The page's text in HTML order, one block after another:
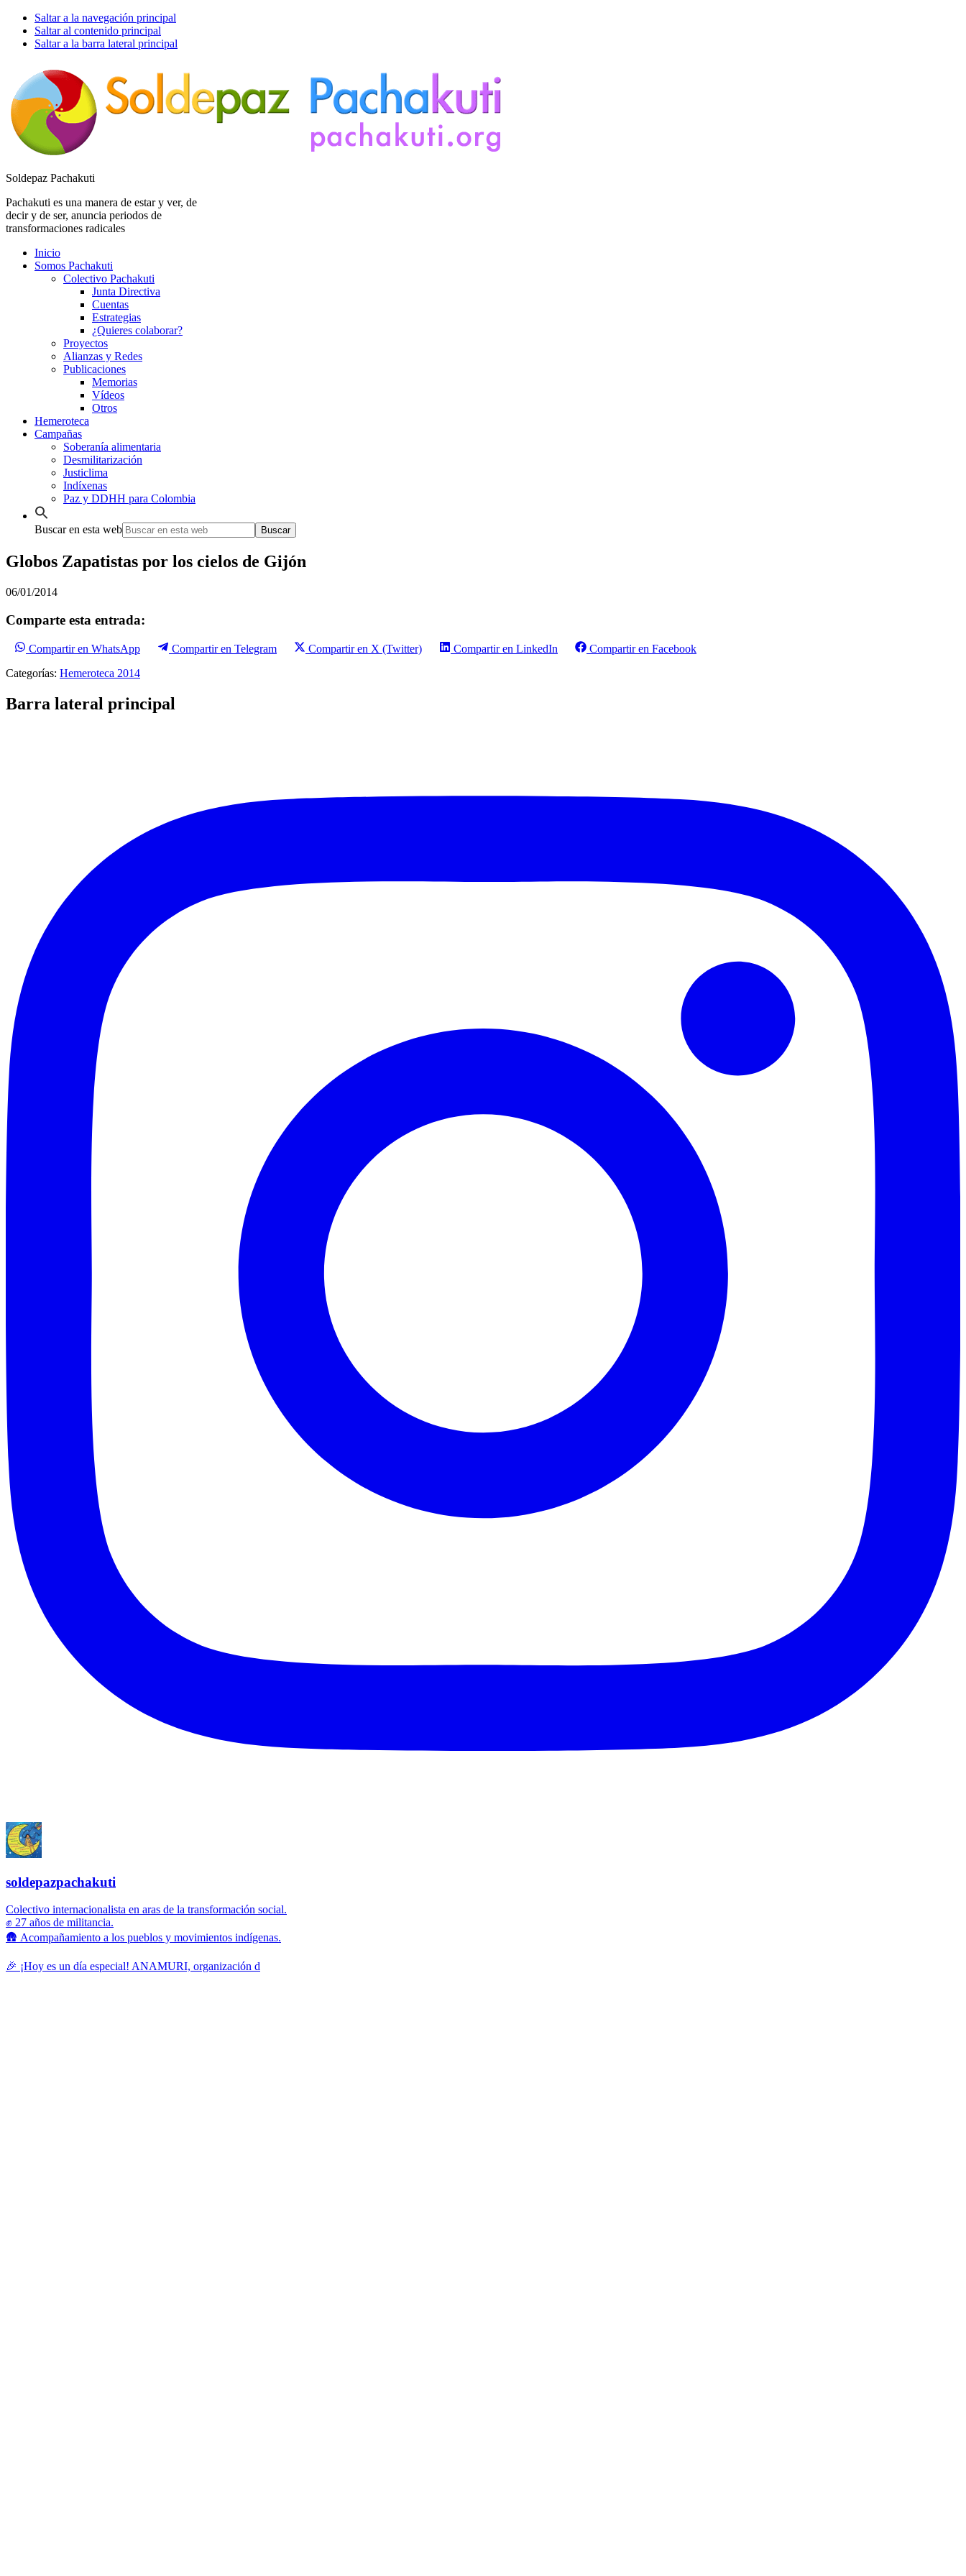
Saltar a la navegación principal
Saltar al contenido principal
Saltar a la barra lateral principal
Soldepaz Pachakuti
Pachakuti es una manera de estar y ver, de
decir y de ser, anuncia periodos de
transformaciones radicales
Inicio
Somos Pachakuti
Colectivo Pachakuti
Junta Directiva
Cuentas
Estrategias
¿Quieres colaborar?
Proyectos
Alianzas y Redes
Publicaciones
Memorias
Vídeos
Otros
Hemeroteca
Campañas
Soberanía alimentaria
Desmilitarización
Justiclima
Indíxenas
Paz y DDHH para Colombia
Buscar en esta web
Globos Zapatistas por los cielos de Gijón
06/01/2014
Comparte esta entrada:
Compartir en WhatsApp Compartir en Telegram Compartir en X (Twitter) Compartir en LinkedIn
Compartir en Facebook
Categorías: Hemeroteca 2014
Barra lateral principal
soldepazpachakuti
Colectivo internacionalista en aras de la transformación social.
✊ 27 años de militancia.
🛖 Acompañamiento a los pueblos y movimientos indígenas.
🎉 ¡Hoy es un día especial! ANAMURI, organización d